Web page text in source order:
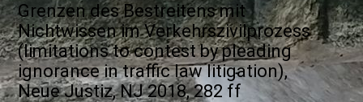
Grenzen des Bestreitens mit
Nichtwissen im Verkehrszivilprozess
(limitations to contest by pleading
ignorance in traffic law litigation),
Neue Justiz, NJ 2018, 282 ff